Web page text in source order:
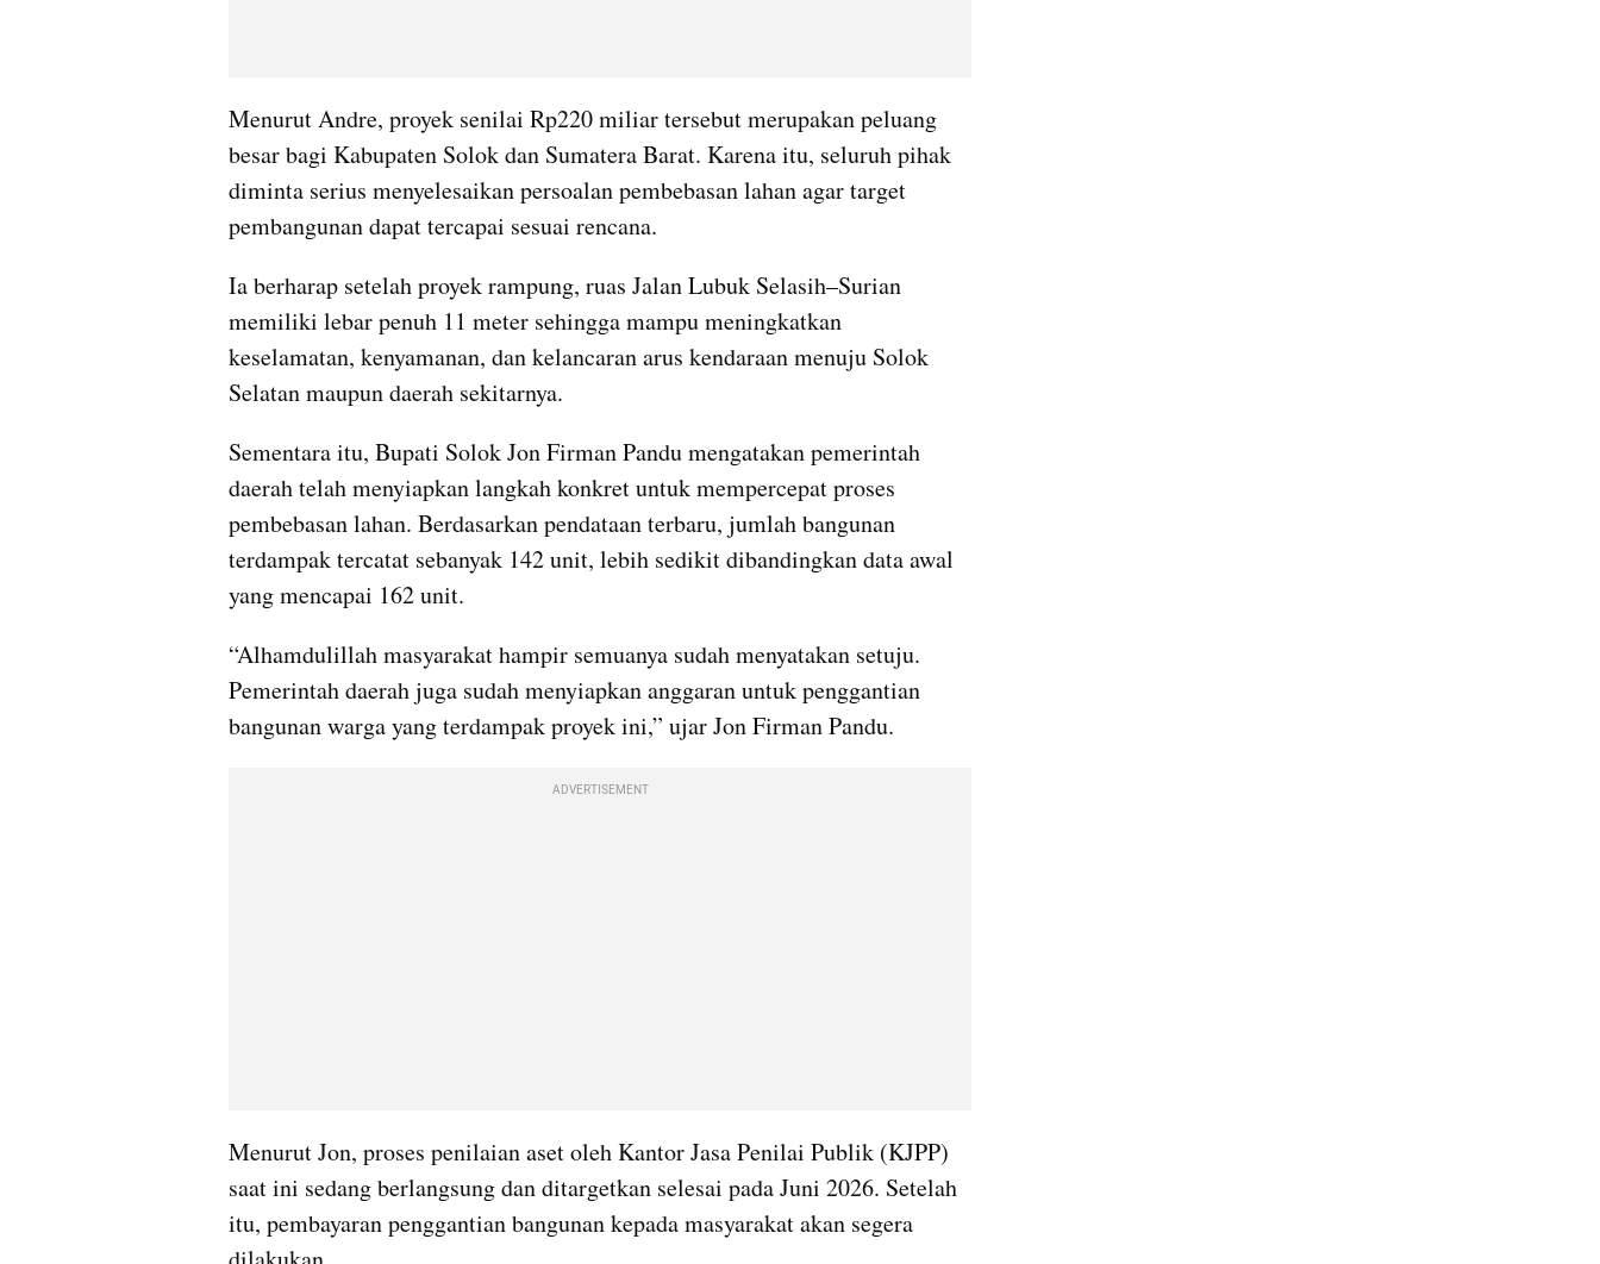
Menurut Andre, proyek senilai Rp220 miliar tersebut merupakan peluang
besar bagi Kabupaten Solok dan Sumatera Barat. Karena itu, seluruh pihak
diminta serius menyelesaikan persoalan pembebasan lahan agar target
pembangunan dapat tercapai sesuai rencana.
Ia berharap setelah proyek rampung, ruas Jalan Lubuk Selasih–Surian
memiliki lebar penuh 11 meter sehingga mampu meningkatkan
keselamatan, kenyamanan, dan kelancaran arus kendaraan menuju Solok
Selatan maupun daerah sekitarnya.
Sementara itu, Bupati Solok Jon Firman Pandu mengatakan pemerintah
daerah telah menyiapkan langkah konkret untuk mempercepat proses
pembebasan lahan. Berdasarkan pendataan terbaru, jumlah bangunan
terdampak tercatat sebanyak 142 unit, lebih sedikit dibandingkan data awal
yang mencapai 162 unit.
“Alhamdulillah masyarakat hampir semuanya sudah menyatakan setuju.
Pemerintah daerah juga sudah menyiapkan anggaran untuk penggantian
bangunan warga yang terdampak proyek ini,” ujar Jon Firman Pandu.
ADVERTISEMENT
Menurut Jon, proses penilaian aset oleh Kantor Jasa Penilai Publik (KJPP)
saat ini sedang berlangsung dan ditargetkan selesai pada Juni 2026. Setelah
itu, pembayaran penggantian bangunan kepada masyarakat akan segera